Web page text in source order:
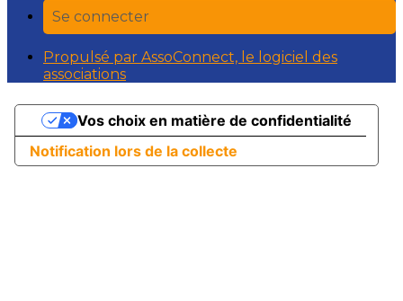
Se connecter
Propulsé par AssoConnect, le logiciel des
associations
Notification lors de la collecte
Vos choix en matière de confidentialité